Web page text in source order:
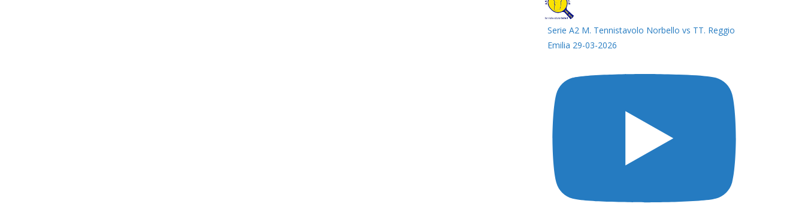
Serie A2 M. Tennistavolo Norbello vs TT. Reggio
Emilia 29-03-2026